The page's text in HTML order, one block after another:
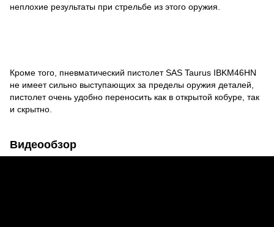
неплохие результаты при стрельбе из этого оружия.
Кроме того, пневматический пистолет SAS Taurus IBKM46HN
не имеет сильно выступающих за пределы оружия деталей,
пистолет очень удобно переносить как в открытой кобуре, так
и скрытно.
Видеообзор